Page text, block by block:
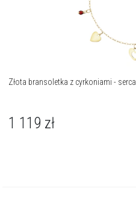
Złota bransoletka z cyrkoniami - serca
1 119 zł